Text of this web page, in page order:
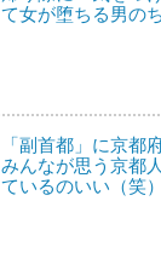
て女が堕ちる男の
「副首都」に京都
みんなが思う京都
ているのいい（笑）